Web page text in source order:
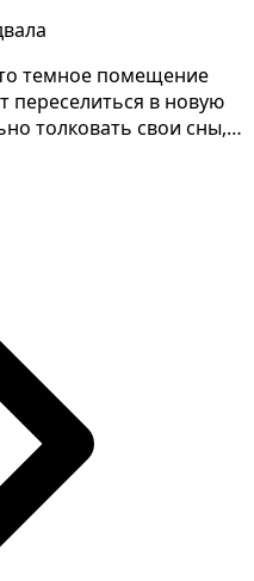
темное помещение
переселиться в новую
толковать свои сны,